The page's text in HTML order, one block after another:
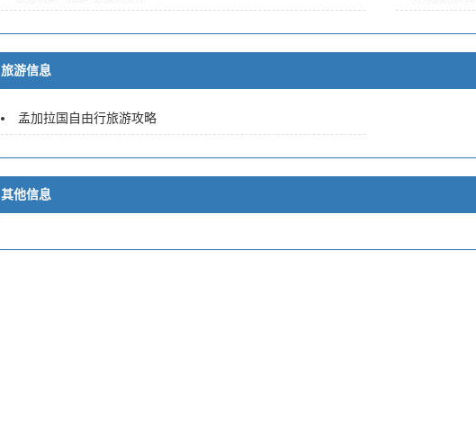
旅游信息
孟加拉国自由行旅游攻略
其他信息